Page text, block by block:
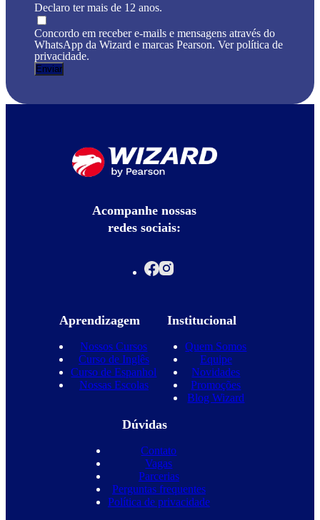
Declaro ter mais de 12 anos.
Concordo em receber e-mails e mensagens através do
WhatsApp da Wizard e marcas Pearson. Ver política de
privacidade.
Acompanhe nossas
redes sociais:
Aprendizagem
Nossos Cursos
Curso de Inglês
Curso de Espanhol
Nossas Escolas
Institucional
Quem Somos
Equipe
Novidades
Promoções
Blog Wizard
Dúvidas
Contato
Vagas
Parcerias
Perguntas frequentes
Política de privacidade